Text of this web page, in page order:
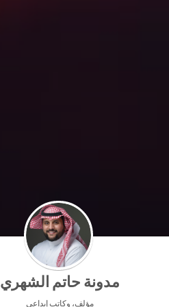
مدونة حاتم الشهري
مؤلف، وكاتب إبداعي